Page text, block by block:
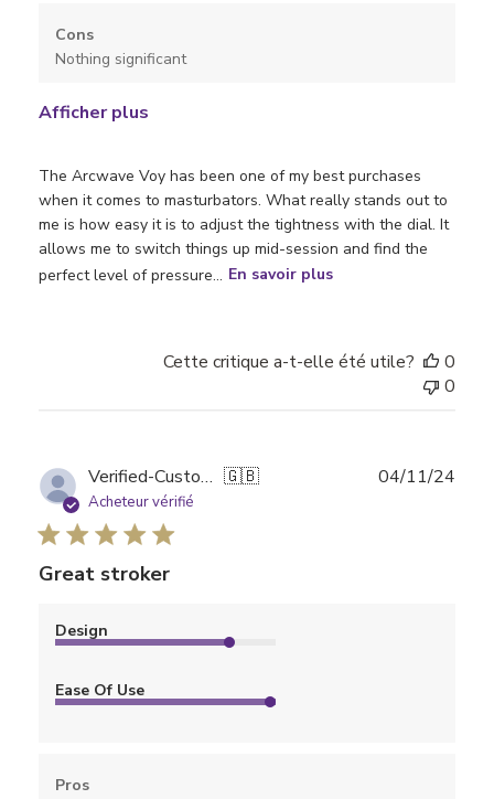
The Arcwave Voy has been one of my best purchases
when it comes to masturbators. What really stands out to
me is how easy it is to adjust the tightness with the dial. It
allows me to switch things up mid-session and find the
perfect level of pressure... En savoir plus
Cons
Nothing significant
Afficher plus
Cette critique a-t-elle été utile?
0
0
Verified-Customer 🇬🇧
Acheteur vérifié
Great stroker
Design
Ease Of Use
Pros
04/11/24